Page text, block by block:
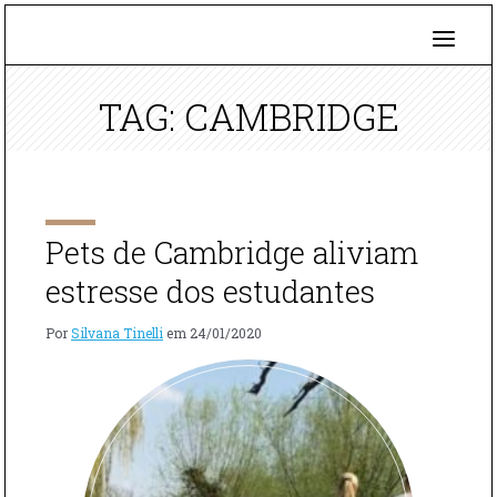
TAG: CAMBRIDGE
Pets de Cambridge aliviam
estresse dos estudantes
PorSilvana Tinelli em 24/01/2020